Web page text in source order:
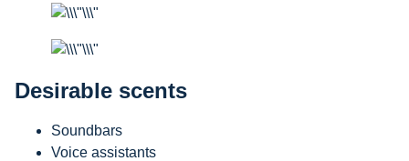
Desirable scents
Soundbars
Voice assistants